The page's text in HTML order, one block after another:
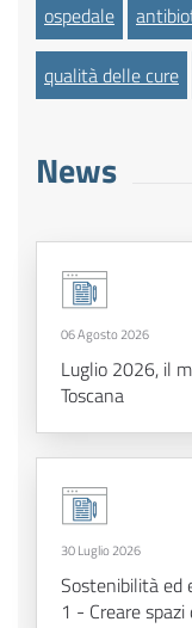
ospedale
qualità delle cure
News
06 Agosto 2026
Luglio 2026, il
Toscana
30 Luglio 2026
Sostenibilità ed
1 - Creare